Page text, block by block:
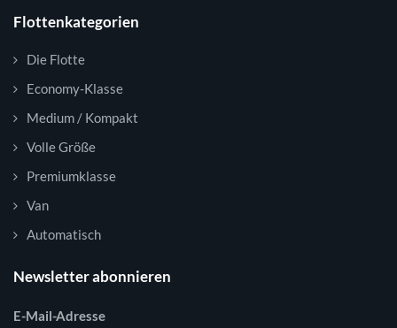
Flottenkategorien
Die Flotte
Economy-Klasse
Medium / Kompakt
Volle Größe
Premiumklasse
Van
Automatisch
Newsletter abonnieren
E-Mail-Adresse